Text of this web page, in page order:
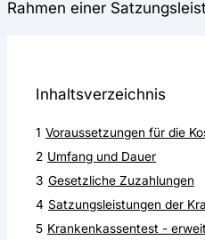
Rahmen einer
Inhaltsverzeichnis
1 Voraussetzungen für die
2 Umfang und Dauer
3 Gesetzliche Zuzahlungen
4 Satzungsleistungen der
5 Krankenkassentest -